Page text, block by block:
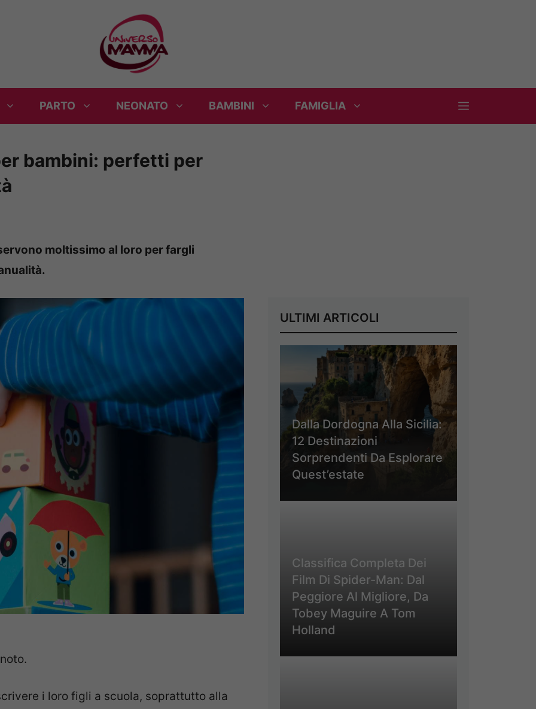
PARTO NEONATO BAMBINI FAMIGLIA
bambini: perfetti per
moltissimo al loro per fargli
i loro figli a scuola, soprattutto alla
ULTIMI ARTICOLI
Dalla Dordogna Alla Sicilia:
12 Destinazioni
Sorprendenti Da Esplorare
Quest’estate
Classifica Completa Dei
Film Di Spider-Man: Dal
Peggiore Al Migliore, Da
Tobey Maguire A Tom
Holland